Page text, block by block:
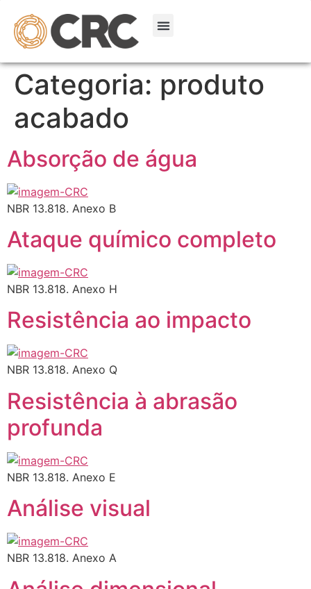
Categoria: produto
acabado
Absorção de água
NBR 13.818. Anexo B
Ataque químico completo
NBR 13.818. Anexo H
Resistência ao impacto
NBR 13.818. Anexo Q
Resistência à abrasão
profunda
NBR 13.818. Anexo E
Análise visual
NBR 13.818. Anexo A